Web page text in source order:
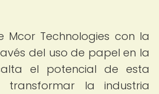
Mcor Technologies con la
del uso de papel en la
el potencial de esta
transformar la industria